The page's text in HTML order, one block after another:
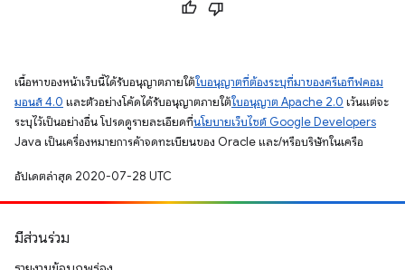
เนื้อหาของหน้าเว็บนี้ได้รับอนุญาตภายใต้ใบอนุญาตที่ต้องระบุที่มาของครีเอทีฟคอม
มอนส์ 4.0 และตัวอย่างโค้ดได้รับอนุญาตภายใต้ใบอนุญาต Apache 2.0 เว้นแต่จะ
ระบุไว้เป็นอย่างอื่น โปรดดูรายละเอียดที่นโยบายเว็บไซต์ Google Developers
Java เป็นเครื่องหมายการค้าจดทะเบียนของ Oracle และ/หรือบริษัทในเครือ
อัปเดตล่าสุด 2020-07-28 UTC
มีส่วนร่วม